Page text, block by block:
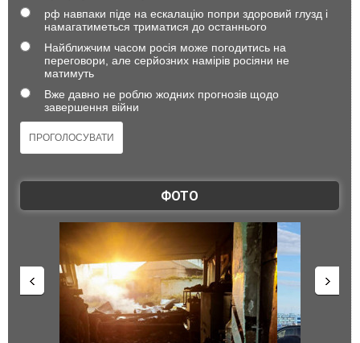
рф навпаки піде на ескалацію попри здоровий глузд і
намагатиметься триматися до останнього
Найближчим часом росія може погодитись на
переговори, але серйозних намірів росіяни не
матимуть
Вже давно не роблю жодних прогнозів щодо
завершення війни
ФОТО